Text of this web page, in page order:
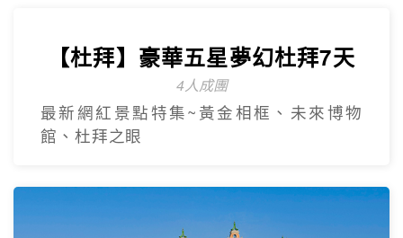
入住八星阿酋皇宮、七星帆船飯店、六星
亞特蘭提斯、五星亞曼尼，享用奢華自助